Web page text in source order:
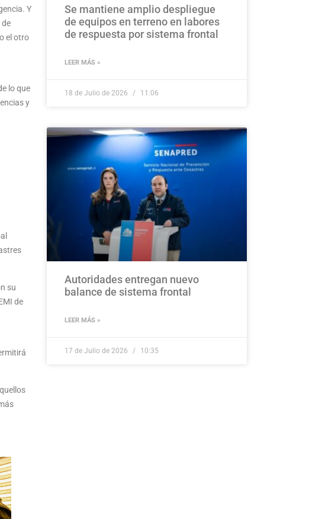
Y
el otro
lo que
y
su
de
Se mantiene amplio despliegue
de equipos en terreno en labores
de respuesta por sistema frontal
LEER MÁS »
18 de Julio de 2026 11:06
Autoridades entregan nuevo
balance de sistema frontal
LEER MÁS »
17 de Julio de 2026 10:35